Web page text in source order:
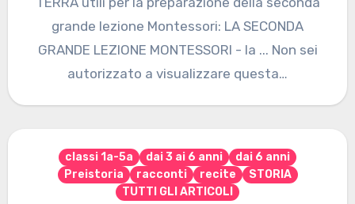
grande lezione Montessori: LA SECONDA
GRANDE LEZIONE MONTESSORI - la ... Non sei
autorizzato a visualizzare questa…
classi 1a-5a dai 3 ai 6 anni
dai 6 anni
Preistoria
racconti recite
STORIA
TUTTI GLI ARTICOLI